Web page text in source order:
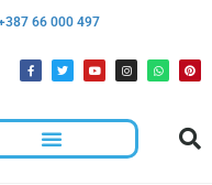
66 000 497